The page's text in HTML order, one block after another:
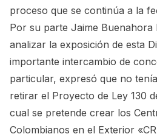
proceso que se continúa a la
Por su parte Jaime Buenahora
analizar la exposición de esta
importante intercambio de
particular, expresó que no
retirar el Proyecto de Ley 130
cual se pretende crear los
Colombianos en el Exterior